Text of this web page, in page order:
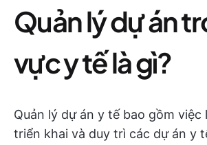
Quản lý dự án
vực y tế là gì?
Quản lý dự án y tế bao gồm việc
triển khai và duy trì các dự án y